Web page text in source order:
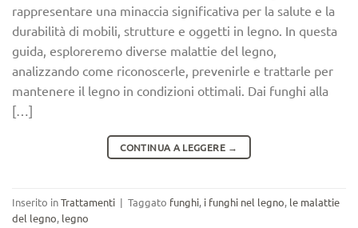
rappresentare una minaccia significativa per la salute e la
durabilità di mobili, strutture e oggetti in legno. In questa
guida, esploreremo diverse malattie del legno,
analizzando come riconoscerle, prevenirle e trattarle per
mantenere il legno in condizioni ottimali. Dai funghi alla
[…]
CONTINUA A LEGGERE →
Inserito inTrattamenti | Taggato funghi, i funghi nel legno, le malattie
del legno, legno